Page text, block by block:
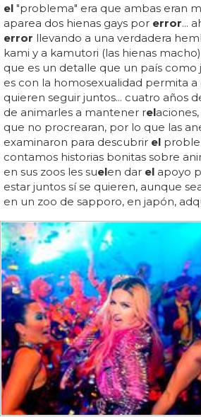
el "problema" era que ambas eran
aparea dos hienas gays por error...
error llevando a una verdadera
kami y a kamutori (las hienas
que es un detalle que un país
es con la homosexualidad permita a
quieren seguir juntos... cuatro años
de animarles a mantener rel
que no procrearan, por lo que las
examinaron para descubrir el
contamos historias bonitas sobre
en sus zoos les suelen dar el apoyo
estar juntos sí se quieren, aunque
en un zoo de sapporo, en japón,